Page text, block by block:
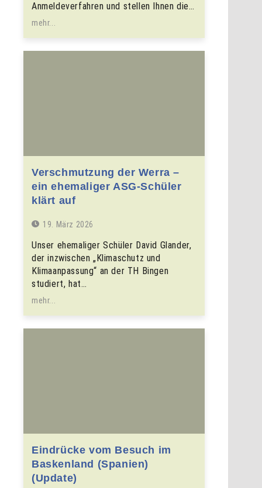
Anmeldeverfahren und stellen Ihnen die…
mehr...
Verschmutzung der Werra –
ein ehemaliger ASG-Schüler
klärt auf
19. März 2026
Unser ehemaliger Schüler David Glander,
der inzwischen „Klimaschutz und
Klimaanpassung“ an der TH Bingen
studiert, hat…
mehr...
Eindrücke vom Besuch im
Baskenland (Spanien)
(Update)